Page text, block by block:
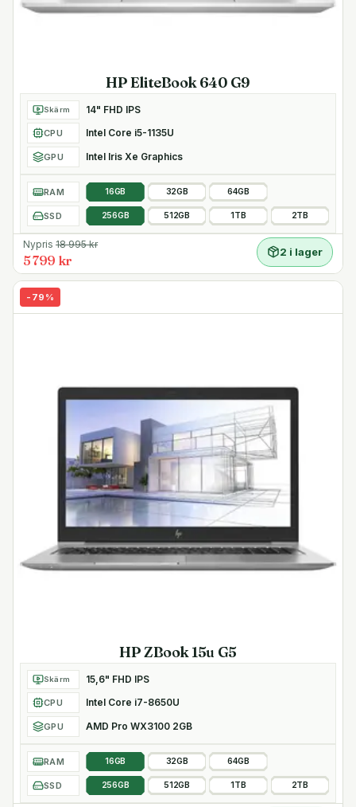
HP EliteBook 640 G9
Skärm 14" FHD IPS
CPU Intel Core i5-1135U
GPU Intel Iris Xe Graphics
RAM 16GB 32GB 64GB
SSD 256GB 512GB 1TB 2TB
Nypris 18 995kr
5 799 kr
2 i lager
- 79 %
HP ZBook 15u G5
Skärm 15,6" FHD IPS
CPU Intel Core i7-8650U
GPU AMD Pro WX3100 2GB
RAM 16GB 32GB 64GB
SSD 256GB 512GB 1TB 2TB